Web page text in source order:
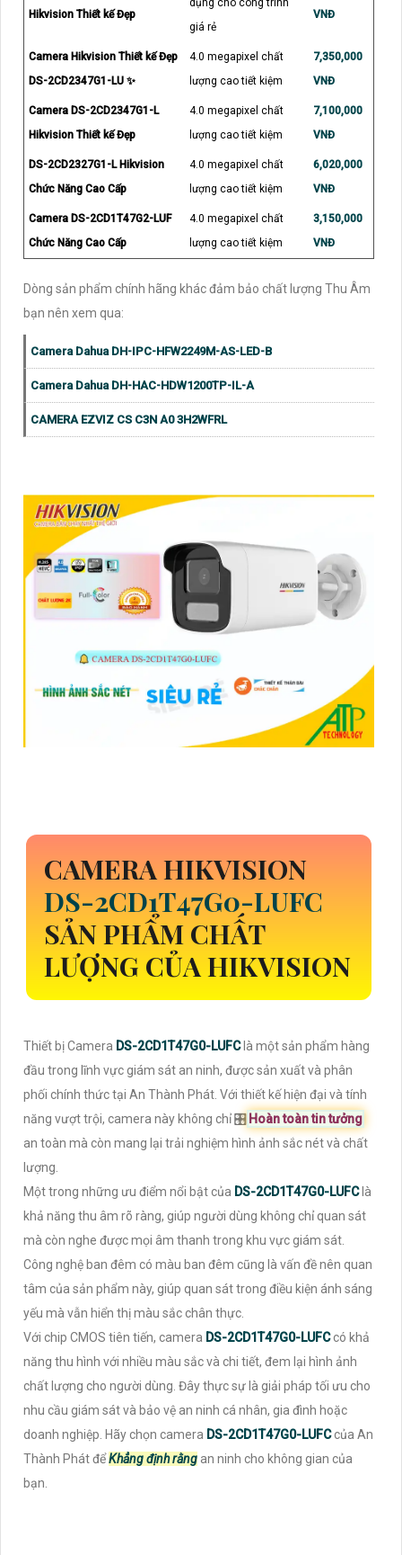
Hikvision Thiết kế Đẹp
giá rẻ
VNĐ
Camera Hikvision Thiết kế Đẹp
DS-2CD2347G1-LU ✨
4.0 megapixel chất
lượng cao tiết kiệm
7,350,000
VNĐ
Camera DS-2CD2347G1-L
Hikvision Thiết kế Đẹp
4.0 megapixel chất
lượng cao tiết kiệm
7,100,000
VNĐ
DS-2CD2327G1-L Hikvision
Chức Năng Cao Cấp
4.0 megapixel chất
lượng cao tiết kiệm
6,020,000
VNĐ
Camera DS-2CD1T47G2-LUF
Chức Năng Cao Cấp
4.0 megapixel chất
lượng cao tiết kiệm
3,150,000
VNĐ
Dòng sản phẩm chính hãng khác đảm bảo chất lượng Thu Âm
bạn nên xem qua:
Camera Dahua DH-IPC-HFW2249M-AS-LED-B
Camera Dahua DH-HAC-HDW1200TP-IL-A
CAMERA EZVIZ CS C3N A0 3H2WFRL
CAMERA HIKVISION
DS-2CD1T47G0-LUFC
SẢN PHẨM CHẤT
LƯỢNG CỦA HIKVISION
Thiết bị Camera DS-2CD1T47G0-LUFC là một sản phẩm hàng
đầu trong lĩnh vực giám sát an ninh, được sản xuất và phân
phối chính thức tại An Thành Phát. Với thiết kế hiện đại và tính
năng vượt trội, camera này không chỉ 🎛 Hoàn toàn tin tưởng
an toàn mà còn mang lại trải nghiệm hình ảnh sắc nét và chất
lượng.
Một trong những ưu điểm nổi bật của DS-2CD1T47G0-LUFC là
khả năng thu âm rõ ràng, giúp người dùng không chỉ quan sát
mà còn nghe được mọi âm thanh trong khu vực giám sát.
Công nghệ ban đêm có màu ban đêm cũng là vấn đề nên quan
tâm của sản phẩm này, giúp quan sát trong điều kiện ánh sáng
yếu mà vẫn hiển thị màu sắc chân thực.
Với chip CMOS tiên tiến, camera DS-2CD1T47G0-LUFCcó khả
năng thu hình với nhiều màu sắc và chi tiết, đem lại hình ảnh
chất lượng cho người dùng. Đây thực sự là giải pháp tối ưu cho
nhu cầu giám sát và bảo vệ an ninh cá nhân, gia đình hoặc
doanh nghiệp. Hãy chọn camera DS-2CD1T47G0-LUFCcủa An
Thành Phát đểKhẳng định rằng an ninh cho không gian của
bạn.